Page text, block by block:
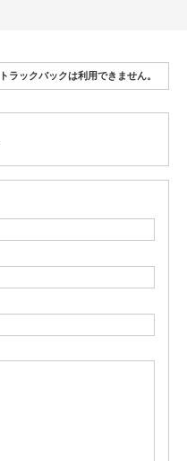
トラックバックは利用できません。